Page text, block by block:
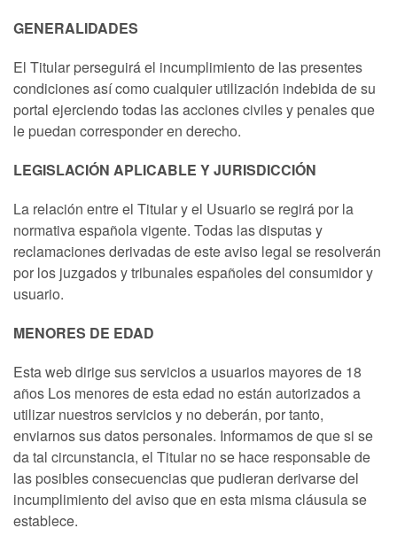
GENERALIDADES
El Titular perseguirá el incumplimiento de las presentes
condiciones así como cualquier utilización indebida de su
portal ejerciendo todas las acciones civiles y penales que
le puedan corresponder en derecho.
LEGISLACIÓN APLICABLE Y JURISDICCIÓN
La relación entre el Titular y el Usuario se regirá por la
normativa española vigente. Todas las disputas y
reclamaciones derivadas de este aviso legal se resolverán
por los juzgados y tribunales españoles del consumidor y
usuario.
MENORES DE EDAD
Esta web dirige sus servicios a usuarios mayores de 18
años Los menores de esta edad no están autorizados a
utilizar nuestros servicios y no deberán, por tanto,
enviarnos sus datos personales. Informamos de que si se
da tal circunstancia, el Titular no se hace responsable de
las posibles consecuencias que pudieran derivarse del
incumplimiento del aviso que en esta misma cláusula se
establece.